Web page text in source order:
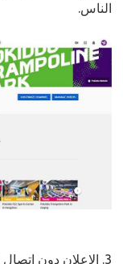
الناس.
3. الإعلان دون